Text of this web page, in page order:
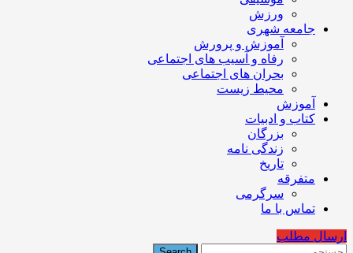
تهران
ورزش
جامعه شهری
آموزش و پرورش
رفاه و آسیب های اجتماعی
بحران های اجتماعی
محیط زیست
آموزش
کتاب و ادبیات
بزرگان
زندگی نامه
تاریخ
متفرقه
سرگرمی
تماس با ما
ارسال مطلب